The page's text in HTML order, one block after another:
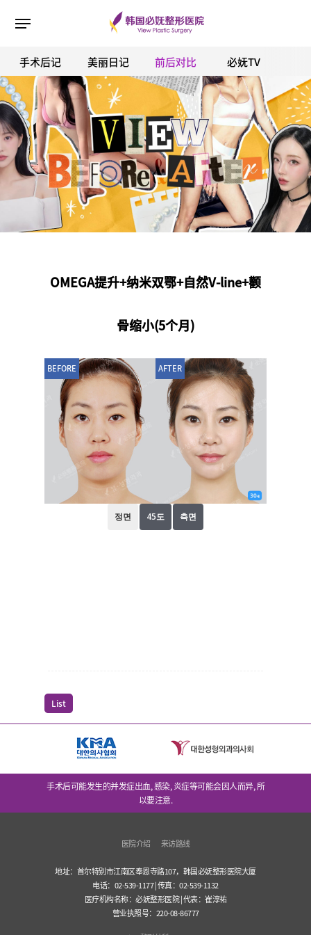
ESC 버튼을 누르면 검색창을 닫을 수 있습니다.
手术后记 美丽日记 前后对比 必妩TV
OMEGA提升+纳米双鄂+自然V-line+颧
骨缩小(5个月)
BEFORE AFTER
List
手术后可能发生的并发症出血, 感染, 炎症等可能会因人而异, 所
以要注意.
医院介绍 来访路线
地址：首尔特别市江南区奉恩寺路107，韩国必妩整形医院大厦
电话：02-539-1177 | 传真：02-539-1132
医疗机构名称：必妩整形医院 | 代表：崔淳祐
营业执照号：220-08-86777